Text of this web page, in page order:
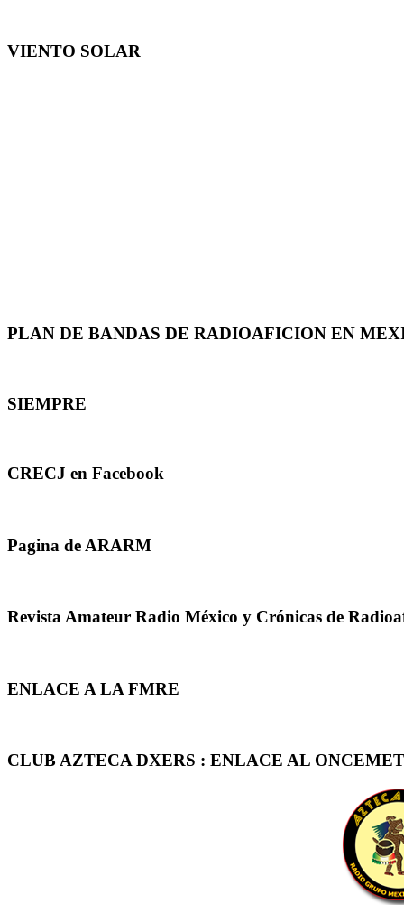
VIENTO SOLAR
PLAN DE BANDAS DE RADIOAFICION EN
SIEMPRE
CRECJ en Facebook
Pagina de ARARM
Revista Amateur Radio México y Crónicas de
ENLACE A LA FMRE
CLUB AZTECA DXERS : ENLACE AL